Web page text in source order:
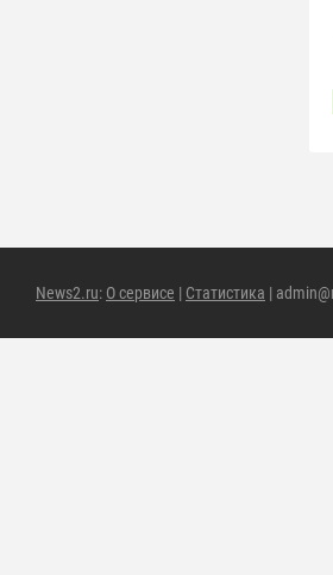
News2.ru: О сервисе | Статистика |